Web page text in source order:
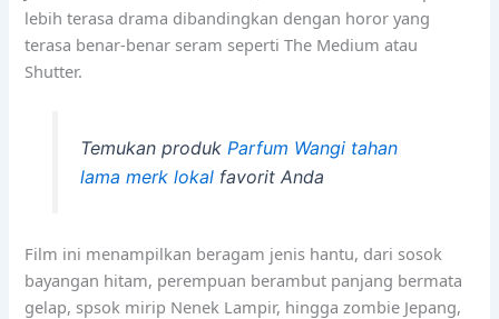
lebih terasa drama dibandingkan dengan horor yang
terasa benar-benar seram seperti The Medium atau
Shutter.
Temukan produk Parfum Wangi tahan
lama merk lokalfavorit Anda
Film ini menampilkan beragam jenis hantu, dari sosok
bayangan hitam, perempuan berambut panjang bermata
gelap, spsok mirip Nenek Lampir, hingga zombie Jepang,